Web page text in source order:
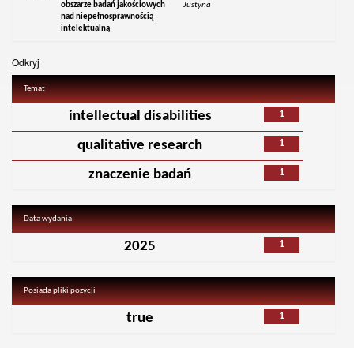
obszarze badań jakościowych
nad niepełnosprawnością
intelektualną
Justyna
Odkryj
Temat
1
intellectual disabilities
1
qualitative research
1
znaczenie badań
Data wydania
1
2025
Posiada pliki pozycji
1
true